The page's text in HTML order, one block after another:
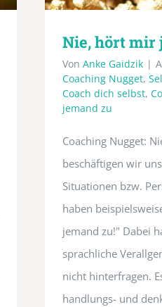
Nie, hört mir
Von Anke Gaidzik |
Coaching Nugget,
Coach dich selbst,
jemand zu
Coaching Nugget:
beschäftigen wir
Situationen bzw.
haben
jemand zu!" Dabei
sprachliche
nicht hinterfragen.
handlungs- und